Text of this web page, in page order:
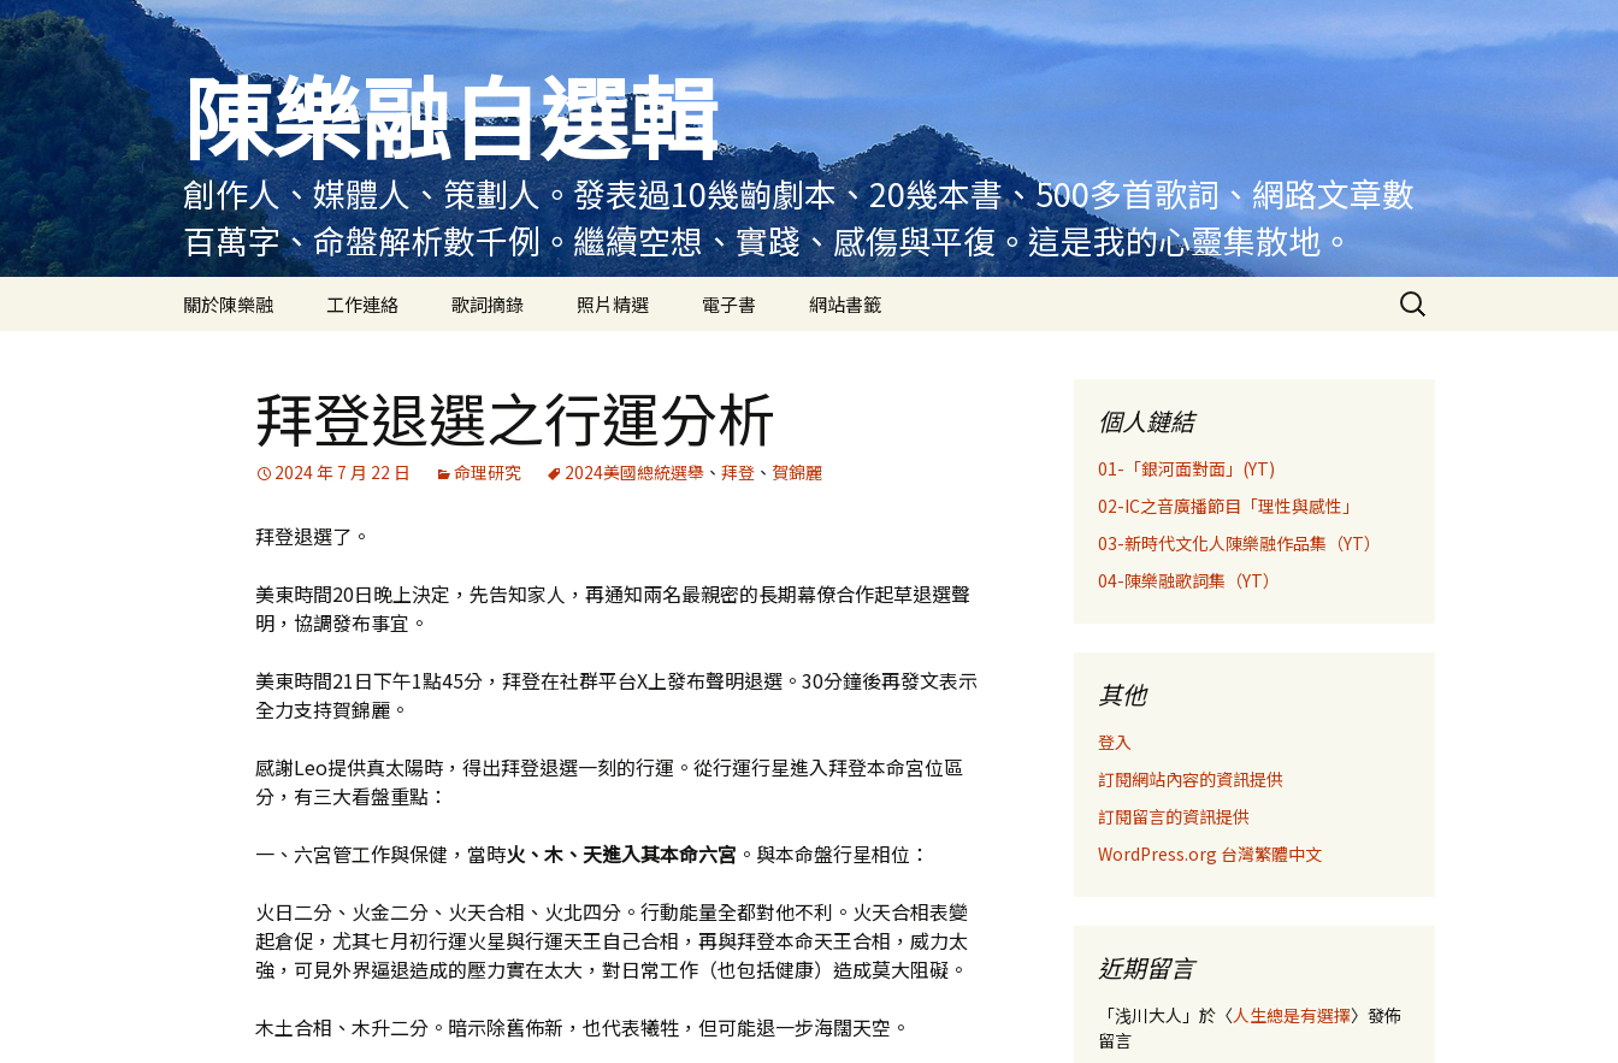
跳
至
主
容
陳樂融自選輯
創作人、媒體人、策劃人。發表過10幾齣劇本、20幾本書、500多首歌詞、網路文章數
百萬字、命盤解析數千例。繼續空想、實踐、感傷與平復。這是我的心靈集散地。
關於陳樂融
陳樂融大事記
陳樂融實體書出版紀錄
作品演出紀錄
媒體專訪精選
工作連絡 歌詞摘錄 照片精選 電子書 網站書籤
搜
尋
拜登退選之行運分析
2024 年 7 月 22 日 命理研究 2024美國總統選舉 、 拜登 、 賀錦麗
拜登退選了。
美東時間20日晚上決定，先告知家人，再通知兩名最親密的長期幕僚合作起草退選聲
明，協調發布事宜。
美東時間21日下午1點45分，拜登在社群平台X上發布聲明退選。30分鐘後再發文表示
全力支持賀錦麗。
感謝Leo提供真太陽時，得出拜登退選一刻的行運。從行運行星進入拜登本命宮位區
分，有三大看盤重點：
一、六宮管工作與保健，當時火、木、天進入其本命六宮 。與本命盤行星相位：
火日二分、火金二分、火天合相、火北四分。行動能量全都對他不利。火天合相表變
起倉促，尤其七月初行運火星與行運天王自己合相，再與拜登本命天王合相，威力太
強，可見外界逼退造成的壓力實在太大，對日常工作（也包括健康）造成莫大阻礙。
木土合相、木升二分。暗示除舊佈新，也代表犧牲，但可能退一步海闊天空。
個人鏈結
01-「銀河面對面」(YT)
02-IC之音廣播節目「理性與感性」
03-新時代文化人陳樂融作品集（YT）
04-陳樂融歌詞集（YT）
其他
登入
訂閱網站內容的資訊提供
訂閱留言的資訊提供
WordPress.org 台灣繁體中文
近期留言
「浅川大人 」於〈人生總是有選擇〉發佈
留言